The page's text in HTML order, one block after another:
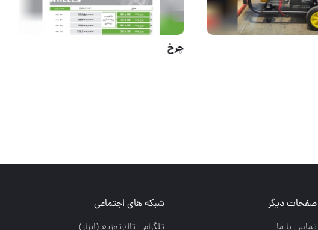
موتور برق
صفحات دیگر
شبکه های اجتماعی